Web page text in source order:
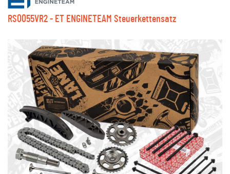
RS0055VR2 - ET ENGINETEAM Steuerkettensatz